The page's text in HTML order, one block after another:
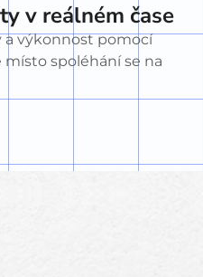
v reálném čase
a výkonnost pomocí
spoléhání se na